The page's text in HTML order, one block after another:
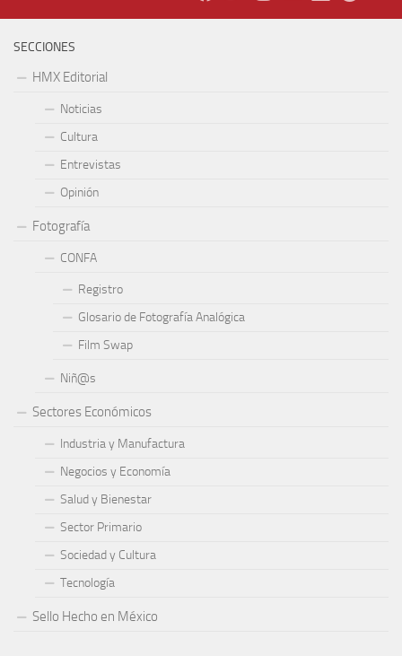
SECCIONES
HMX Editorial
Noticias
Cultura
Entrevistas
Opinión
Fotografía
CONFA
Registro
Glosario de Fotografía Analógica
Film Swap
Niñ@s
Sectores Económicos
Industria y Manufactura
Negocios y Economía
Salud y Bienestar
Sector Primario
Sociedad y Cultura
Tecnología
Sello Hecho en México